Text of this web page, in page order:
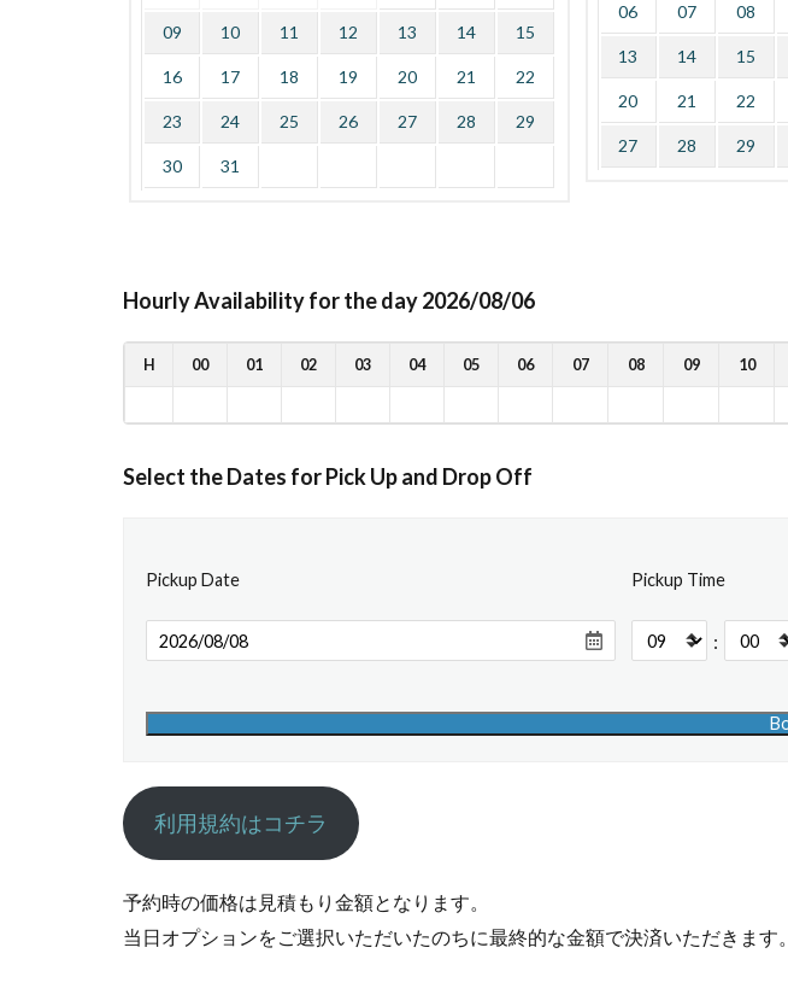
09 10 11 12 13 14 15
16 17 18 19 20 21 22
23 24 25 26 27 28 29
30 31
06 07 08
13 14 15
20 21 22
27 28 29
Hourly Availability for the day 2026/08/06
H 00 01 02 03 04 05 06 07 08 09 10
Select the Dates for Pick Up and Drop Off
Pickup Date Pickup Time
:
利用規約はコチラ
予約時の価格は見積もり金額となります。
当日オプションをご選択いただいたのちに最終的な金額で決済いただきます。